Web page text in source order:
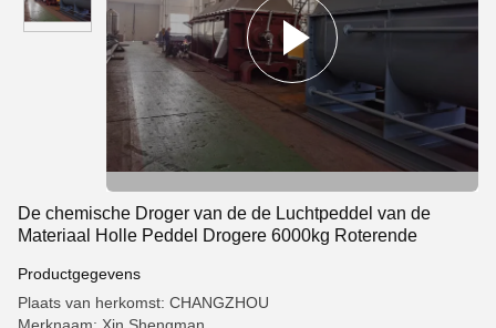
De chemische Droger van de de Luchtpeddel van de
Materiaal Holle Peddel Drogere 6000kg Roterende
Productgegevens
Plaats van herkomst: CHANGZHOU